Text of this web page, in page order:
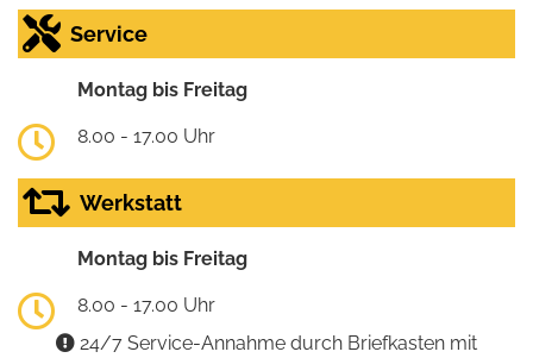
Service
Montag bis Freitag
8.00 - 17.00 Uhr
Werkstatt
Montag bis Freitag
8.00 - 17.00 Uhr
24/7 Service-Annahme durch Briefkasten mit